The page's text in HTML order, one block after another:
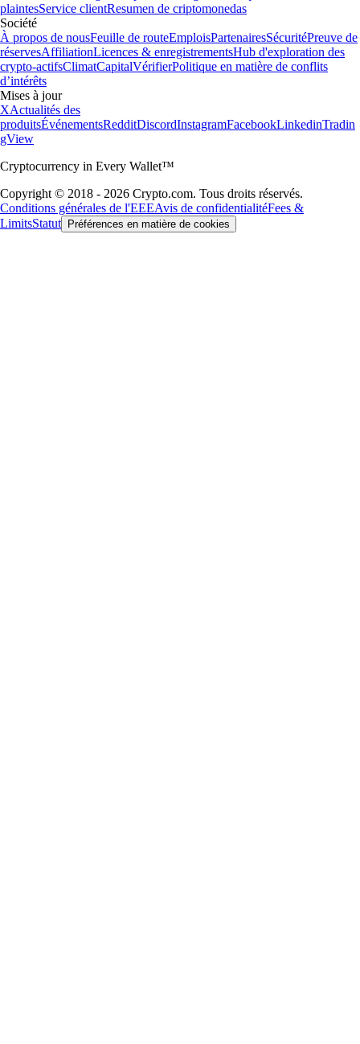
plaintesService clientResumen de criptomonedas
Société
À propos de nousFeuille de routeEmploisPartenairesSécuritéPreuve de
réservesAffiliationLicences & enregistrementsHub d'exploration des
crypto-actifsClimatCapitalVérifierPolitique en matière de conflits
d’intérêts
Mises à jour
XActualités des
produitsÉvénementsRedditDiscordInstagramFacebookLinkedinTradin
gView
Cryptocurrency in Every Wallet™
Copyright © 2018 - 2026 Crypto.com. Tous droits réservés.
Conditions générales de l'EEEAvis de confidentialitéFees &
LimitsStatut Préférences en matière de cookies